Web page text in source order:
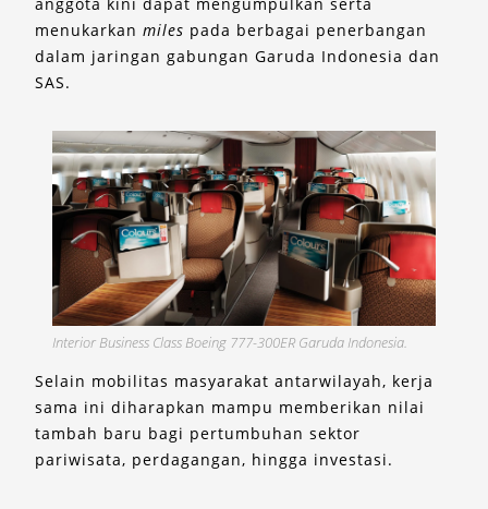
menukarkan miles pada berbagai penerbangan
dalam jaringan gabungan Garuda Indonesia dan
SAS.
Interior Business Class Boeing 777-300ER Garuda Indonesia.
Selain mobilitas masyarakat antarwilayah, kerja
sama ini diharapkan mampu memberikan nilai
tambah baru bagi pertumbuhan sektor
pariwisata, perdagangan, hingga investasi.